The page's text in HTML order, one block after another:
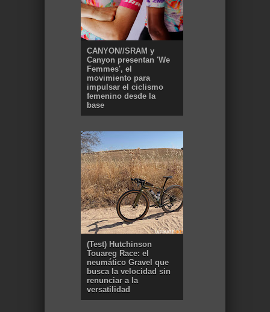
CANYON//SRAM y
Canyon presentan 'We
Femmes', el
movimiento para
impulsar el ciclismo
femenino desde la
base
(Test) Hutchinson
Touareg Race: el
neumático Gravel que
busca la velocidad sin
renunciar a la
versatilidad